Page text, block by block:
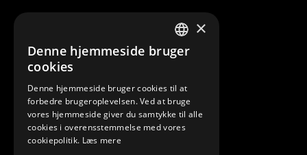
DANISH
×
Denne hjemmeside bruger
cookies
Denne hjemmeside bruger cookies til at
forbedre brugeroplevelsen. Ved at bruge
vores hjemmeside giver du samtykke til alle
cookies i overensstemmelse med vores
cookiepolitik. Læs mere